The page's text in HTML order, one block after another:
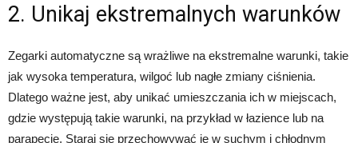
2. Unikaj ekstremalnych warunków
Zegarki automatyczne są wrażliwe na ekstremalne warunki, takie
jak wysoka temperatura, wilgoć lub nagłe zmiany ciśnienia.
Dlatego ważne jest, aby unikać umieszczania ich w miejscach,
gdzie występują takie warunki, na przykład w łazience lub na
parapecie. Staraj się przechowywać je w suchym i chłodnym